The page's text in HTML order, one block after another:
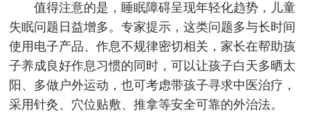
值得注意的是，睡眠障碍呈现年轻化趋势，儿童
失眠问题日益增多。专家提示，这类问题多与长时间
使用电子产品、作息不规律密切相关，家长在帮助孩
子养成良好作息习惯的同时，可以让孩子白天多晒太
阳、多做户外运动，也可考虑带孩子寻求中医治疗，
采用针灸、穴位贴敷、推拿等安全可靠的外治法。